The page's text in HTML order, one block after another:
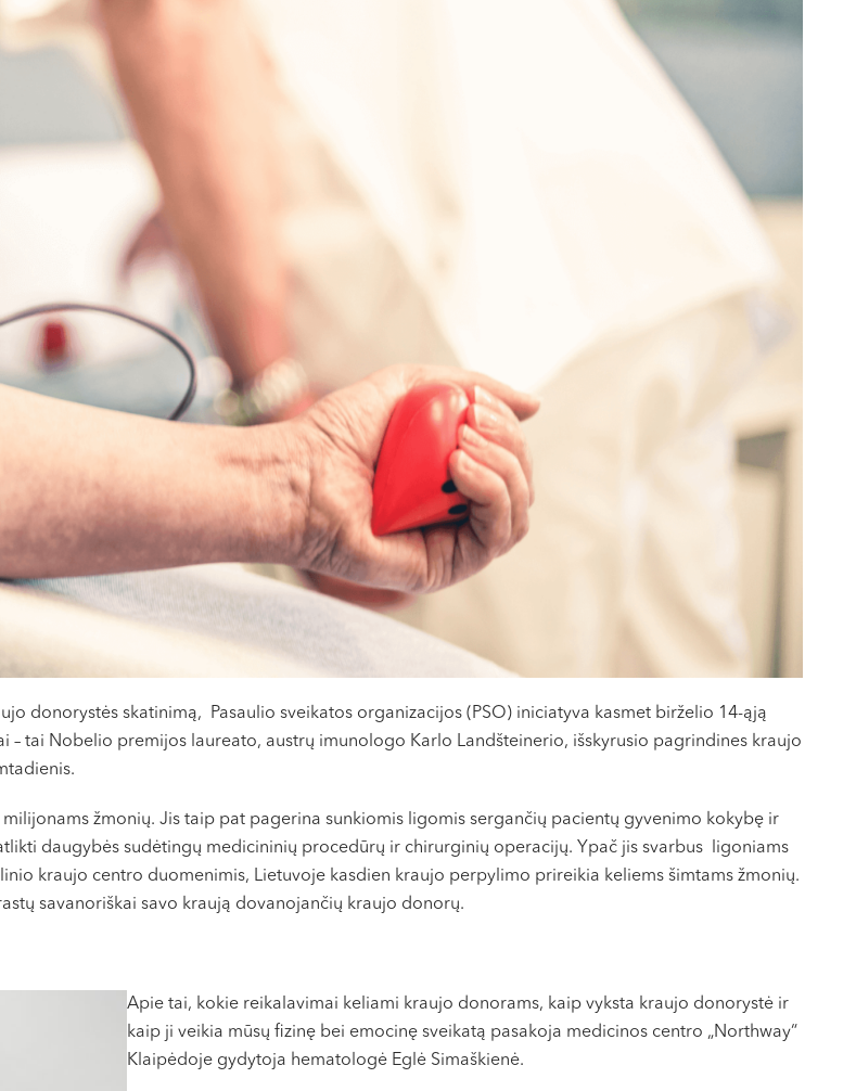
donorystės skatinimą, Pasaulio sveikatos organizacijos (PSO) iniciatyva kasmet birželio 14-ąją
– tai Nobelio premijos laureato, austrų imunologo Karlo Landšteinerio, išskyrusio pagrindines kraujo
žmonių. Jis taip pat pagerina sunkiomis ligomis sergančių pacientų gyvenimo kokybę ir
daugybės sudėtingų medicininių procedūrų ir chirurginių operacijų. Ypač jis svarbus ligoniams
kraujo centro duomenimis, Lietuvoje kasdien kraujo perpylimo prireikia keliems šimtams žmonių.
savanoriškai savo kraują dovanojančių kraujo donorų.
Apie tai, kokie reikalavimai keliami kraujo donorams, kaip vyksta kraujo donorystė ir
kaip ji veikia mūsų fizinę bei emocinę sveikatą pasakoja medicinos centro „Northway“
Klaipėdoje gydytoja hematologė Eglė Simaškienė.